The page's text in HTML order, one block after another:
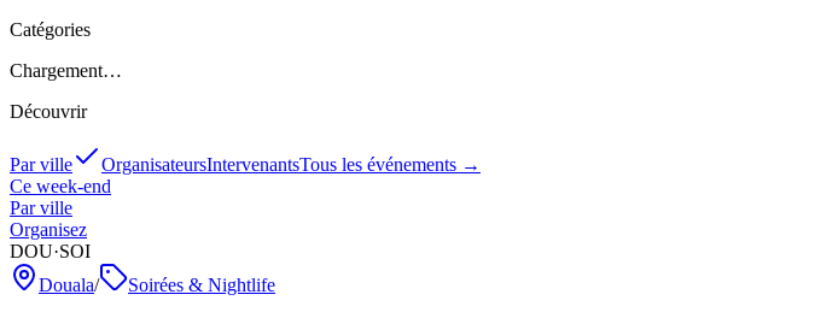
Catégories
Chargement…
Découvrir
Par ville OrganisateursIntervenantsTous les événements →
Ce week-end
Par ville
Organisez
DOU·SOI
Douala/ Soirées & Nightlife